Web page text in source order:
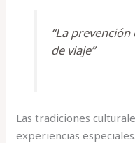
“La
de viaje”
Las tradiciones
experiencias